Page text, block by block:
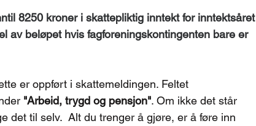
8250 kroner i skattepliktig inntekt for inntektsåret
av beløpet hvis fagforeningskontingenten bare er
er oppført i skattemeldingen. Feltet
"Arbeid, trygd og pensjon". Om ikke det står
det til selv.  Alt du trenger å gjøre, er å føre inn